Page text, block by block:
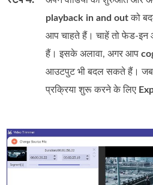
playback in and outको
आप चाहते हैं। चाहें तो
हैं। इसके अलावा, अगर आप
आउटपुट भी बदल सकते हैं। जब
प्रक्रिया शुरू करने के लिए